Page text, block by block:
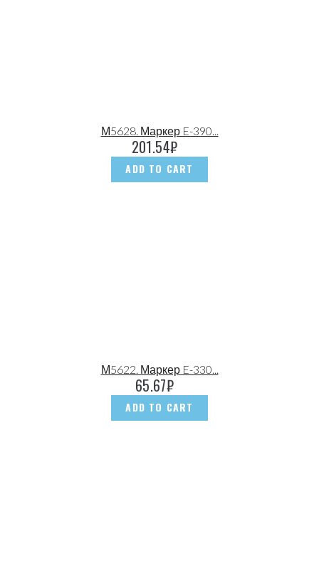
М5628. Маркер E-390...
201.54₽
ADD TO CART
М5622. Маркер E-330...
65.67₽
ADD TO CART